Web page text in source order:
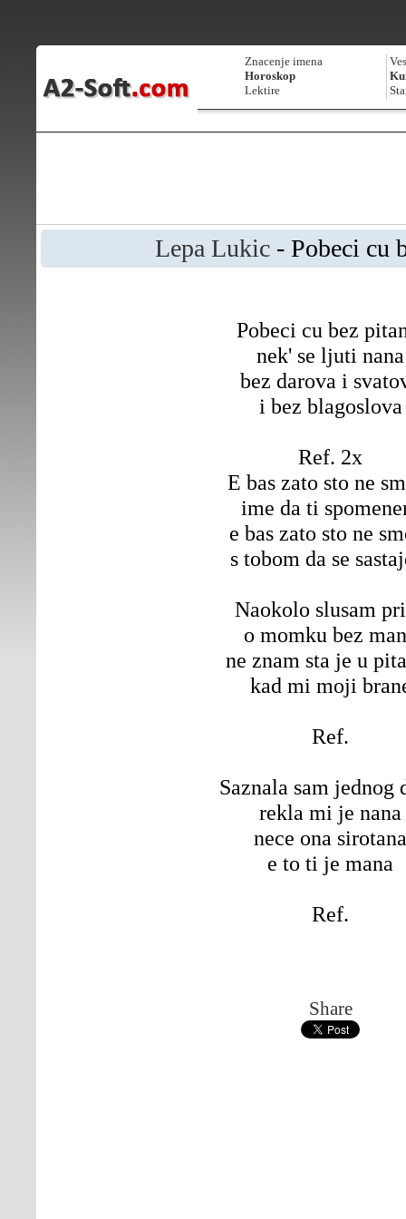
Znacenje imena
Horoskop
Lektire
Lepa Lukic - Pobeci cu
Pobeci cu bez
nek' se ljuti nana
bez darova i
i bez blagoslova
Ref. 2x
E bas zato sto ne
ime da ti
e bas zato sto ne
s tobom da se
Naokolo slusam
o momku bez
ne znam sta je u
kad mi moji
Ref.
Saznala sam jednog
rekla mi je nana
nece ona sirotana
e to ti je mana
Ref.
Share